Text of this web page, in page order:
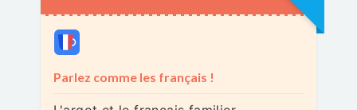
Parlez comme les français !